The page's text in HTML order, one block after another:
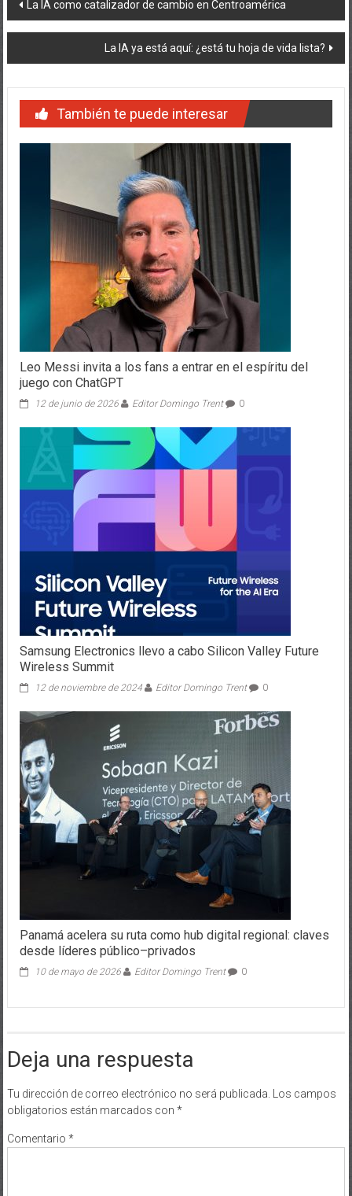
de
entradas
La IA como catalizador de cambio en Centroamérica
La IA ya está aquí: ¿está tu hoja de vida lista?
También te puede interesar
Leo Messi invita a los fans a entrar en el espíritu del
juego con ChatGPT
12 de junio de 2026 Editor Domingo Trent 0
Samsung Electronics llevo a cabo Silicon Valley Future
Wireless Summit
12 de noviembre de 2024 Editor Domingo Trent 0
Panamá acelera su ruta como hub digital regional: claves
desde líderes público–privados
10 de mayo de 2026 Editor Domingo Trent 0
Deja una respuesta
Tu dirección de correo electrónico no será publicada. Los campos
obligatorios están marcados con *
Comentario *